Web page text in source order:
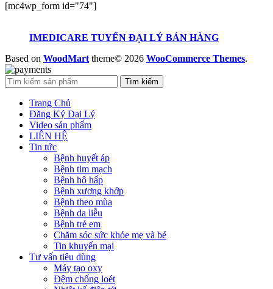
[mc4wp_form id="74"]
IMEDICARE TUYỂN ĐẠI LÝ BÁN HÀNG
Based on WoodMarttheme© 2026 WooCommerce Themes.
Tìm kiếm
Trang Chủ
Đăng Ký Đại Lý
Video sản phẩm
LIÊN HỆ
Tin tức
Bệnh huyết áp
Bệnh tim mạch
Bệnh hô hấp
Bệnh xương khớp
Bệnh theo mùa
Bệnh da liễu
Bệnh trẻ em
Chăm sóc sức khỏe mẹ và bé
Tin khuyến mại
Tư vấn tiêu dùng
Máy tạo oxy
Đệm chống loét